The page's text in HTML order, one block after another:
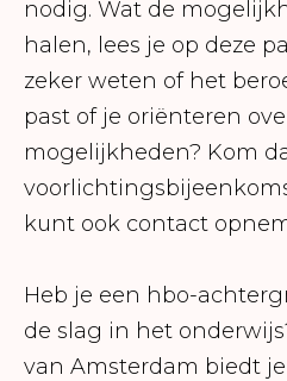
nodig. Wat de
halen, lees je op deze
zeker weten of het
past of je oriënteren
mogelijkheden? Kom
kunt ook contact
Heb je een hbo-
de slag in het
van Amsterdam biedt